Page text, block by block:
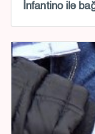
İnfantino ilə